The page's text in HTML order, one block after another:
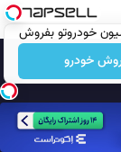
خودروتو بفروش
خودرو